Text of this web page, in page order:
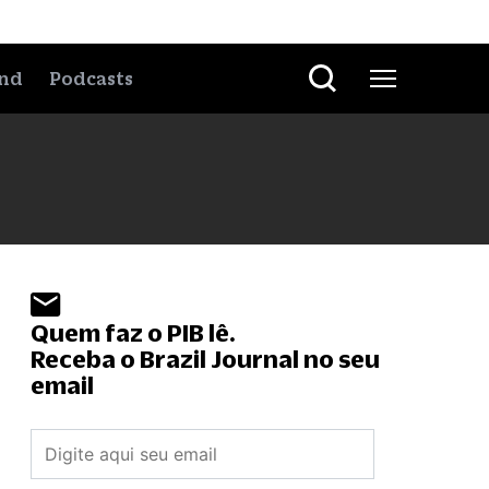
Podcasts
Quem faz o PIB lê.
Receba o Brazil Journal no seu
email